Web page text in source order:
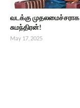
வடக்கு முதலமைச்சராக
சுமந்திரன்!
May 17, 2025